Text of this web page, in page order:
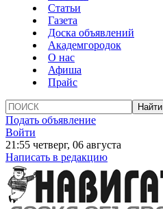
Статьи
Газета
Доска объявлений
Академгородок
О нас
Афиша
Прайс
Подать объявление
Войти
21:55 четверг, 06 августа
Написать в редакцию